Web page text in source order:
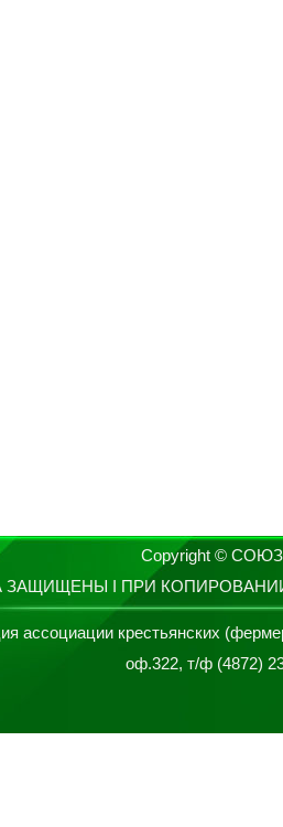
Copyright ©
ЗАЩИЩЕНЫ I ПРИ
ассоциации крестьянских
оф.322, т/ф (4872)